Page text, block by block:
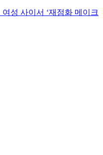
성 사이서 ‘재점화 메이크